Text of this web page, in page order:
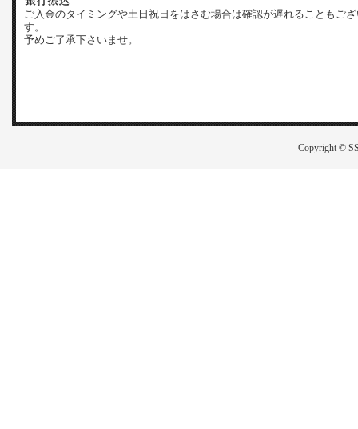
ご入金のタイミングや土日祝日をはさむ場合は確認が遅れることもご
す。
予めご了承下さいませ。
Copyright ©